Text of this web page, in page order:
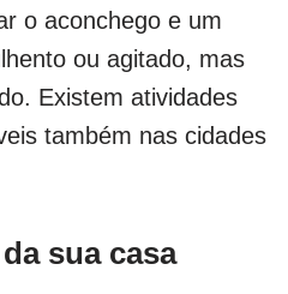
o aconchego e um
ou agitado, mas
Existem atividades
também nas cidades
sua casa